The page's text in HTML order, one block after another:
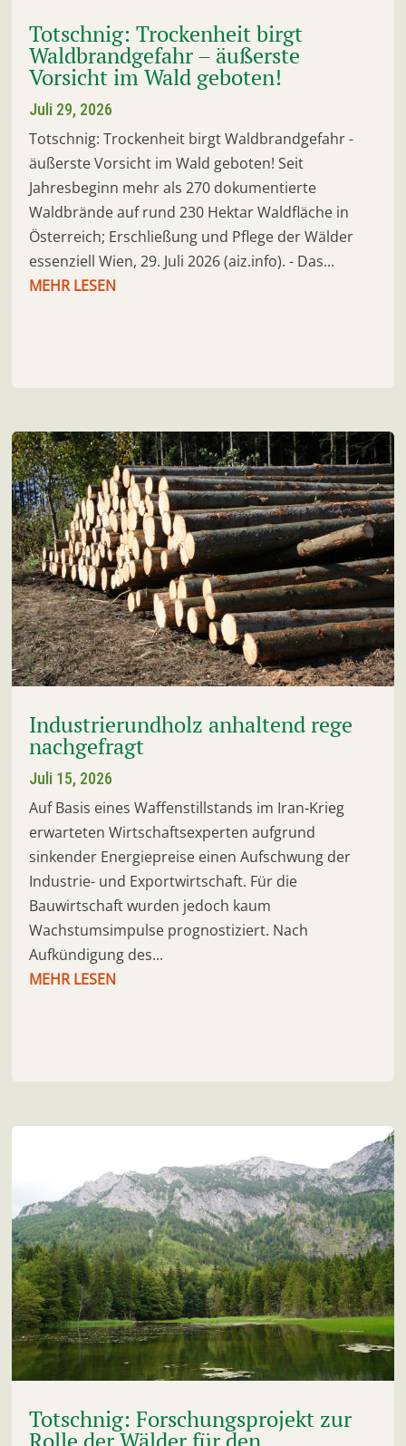
Totschnig: Trockenheit birgt
Waldbrandgefahr – äußerste
Vorsicht im Wald geboten!
Juli 29, 2026
Totschnig: Trockenheit birgt Waldbrandgefahr -
äußerste Vorsicht im Wald geboten! Seit
Jahresbeginn mehr als 270 dokumentierte
Waldbrände auf rund 230 Hektar Waldfläche in
Österreich; Erschließung und Pflege der Wälder
essenziell Wien, 29. Juli 2026 (aiz.info). - Das...
MEHR LESEN
Industrierundholz anhaltend rege
nachgefragt
Juli 15, 2026
Auf Basis eines Waffenstillstands im Iran-Krieg
erwarteten Wirtschaftsexperten aufgrund
sinkender Energiepreise einen Aufschwung der
Industrie- und Exportwirtschaft. Für die
Bauwirtschaft wurden jedoch kaum
Wachstumsimpulse prognostiziert. Nach
Aufkündigung des...
MEHR LESEN
Totschnig: Forschungsprojekt zur